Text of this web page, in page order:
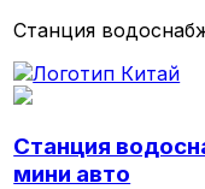
Станция
Станция
мини авто